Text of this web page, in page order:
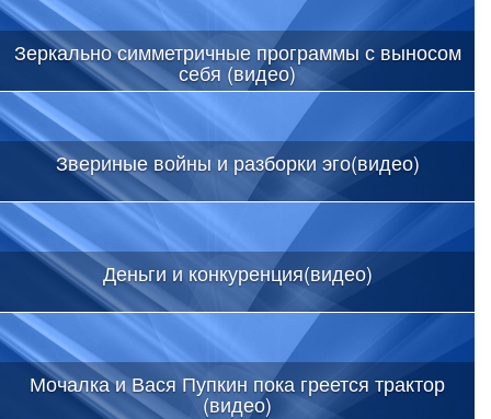
Зеркально симметричные программы с выносом
себя (видео)
Звериные войны и разборки эго(видео)
Деньги и конкуренция(видео)
Мочалка и Вася Пупкин пока греется трактор
(видео)